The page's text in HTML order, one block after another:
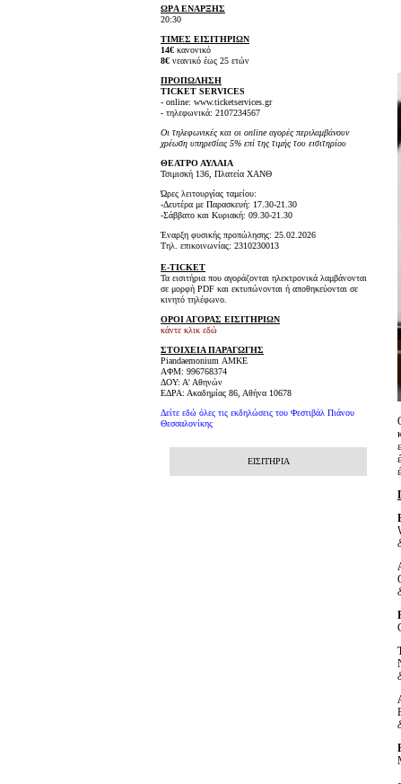
ΩΡA ΕΝΑΡΞΗΣ
20:30
ΤΙΜΕΣ ΕΙΣΙΤΗΡΙΩΝ
14€ κανονικό
8€ νεανικό έως 25 ετών
ΠΡΟΠΩΛΗΣΗ
TICKET SERVICES
- online: www.ticketservices.gr
- τηλεφωνικά: 2107234567
Οι τηλεφωνικές και οι online αγορές περιλαμβάνουν
χρέωση υπηρεσίας 5% επί της τιμής του εισιτηρίου
ΘΕΑΤΡΟ ΑΥΛΑΙΑ
Τσιμισκή 136, Πλατεία ΧΑΝΘ
Ώρες λειτουργίας ταμείου:
-Δευτέρα με Παρασκευή: 17.30-21.30
-Σάββατο και Κυριακή: 09.30-21.30
Έναρξη φυσικής προπώλησης: 25.02.2026
Τηλ. επικοινωνίας: 2310230013
E-TICKET
Τα εισιτήρια που αγοράζονται ηλεκτρονικά λαμβάνονται
σε μορφή PDF και εκτυπώνονται ή αποθηκεύονται σε
κινητό τηλέφωνο.
ΟΡΟΙ ΑΓΟΡΑΣ ΕΙΣΙΤΗΡΙΩΝ
κάντε κλικ εδώ
ΣΤΟΙΧΕΙΑ ΠΑΡΑΓΩΓΗΣ
Piandaemonium ΑMΚΕ
ΑΦΜ: 996768374
ΔΟΥ: Α' Αθηνών
ΕΔΡΑ: Ακαδημίας 86, Αθήνα 10678
Δείτε εδώ όλες τις εκδηλώσεις του Φεστιβάλ Πιάνου
Θεσσαλονίκης
ΕΙΣΙΤΗΡΙΑ